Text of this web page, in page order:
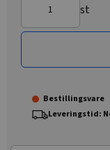
st
Bestillingsvare
Leveringstid: